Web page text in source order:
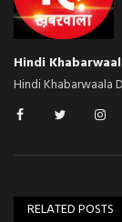
Hindi
Hindi Khabarwaala
RELATED POSTS